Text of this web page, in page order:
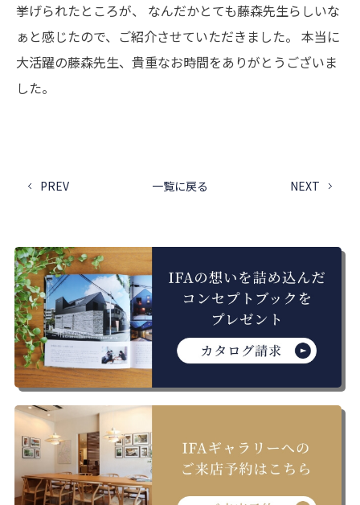
挙げられたところが、
なんだかとても藤森先生らしいな
ぁと感じたので、ご紹介させていただきました。 本当に
大活躍の藤森先生、貴重なお時間をありがとうございま
した。
PREV 一覧に戻る NEXT